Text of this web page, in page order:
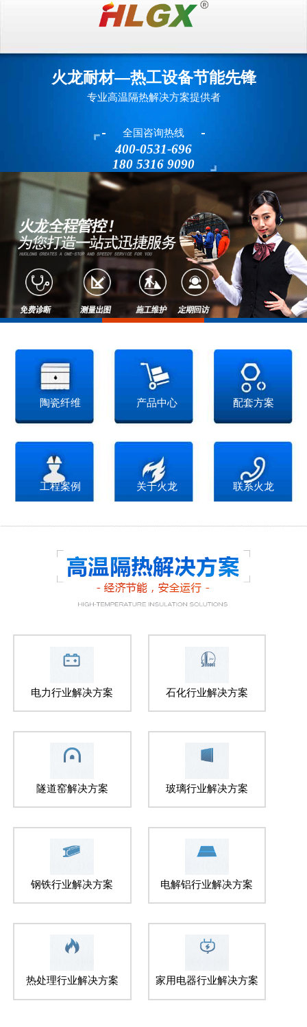
火龙耐材—热工设备节能先锋
专业高温隔热解决方案提供者
全国咨询热线
400-0531-696
180 5316 9090
陶瓷纤维 产品中心 配套方案
工程案例 关于火龙 联系火龙
电力行业解决方案 石化行业解决方案
隧道窑解决方案 玻璃行业解决方案
钢铁行业解决方案 电解铝行业解决方案
热处理行业解决方案 家用电器行业解决方案